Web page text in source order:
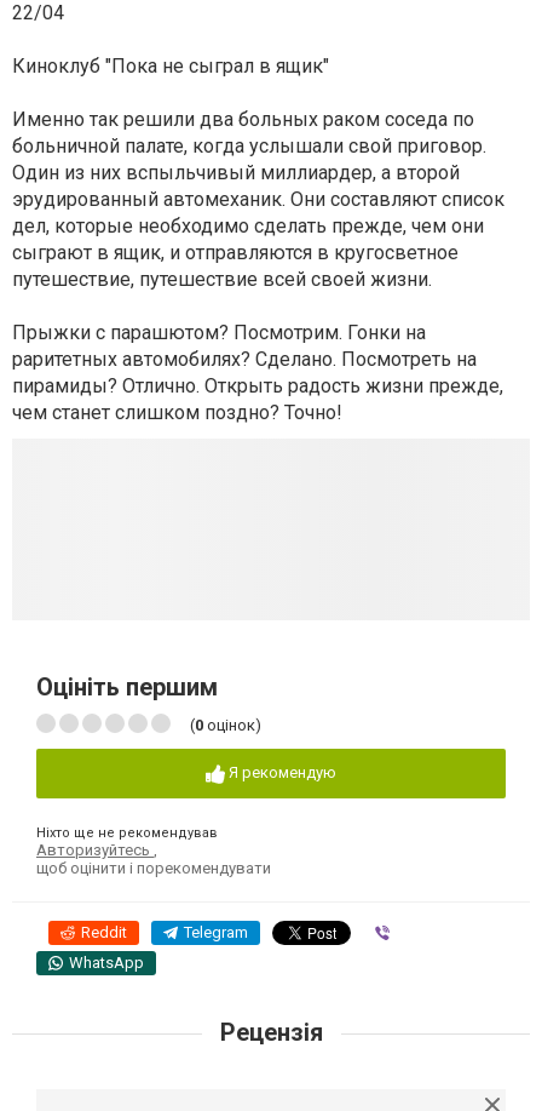
22/04
Киноклуб "Пока не сыграл в ящик"
Именно так решили два больных раком соседа по
больничной палате, когда услышали свой приговор.
Один из них вспыльчивый миллиардер, а второй
эрудированный автомеханик. Они составляют список
дел, которые необходимо сделать прежде, чем они
сыграют в ящик, и отправляются в кругосветное
путешествие, путешествие всей своей жизни.
Прыжки с парашютом? Посмотрим. Гонки на
раритетных автомобилях? Сделано. Посмотреть на
пирамиды? Отлично. Открыть радость жизни прежде,
чем станет слишком поздно? Точно!
Оцініть першим
(0 оцінок)
Я рекомендую
Ніхто ще не рекомендував
Авторизуйтесь
щоб оцінити і порекомендувати
Reddit Telegram
WhatsApp
Рецензія